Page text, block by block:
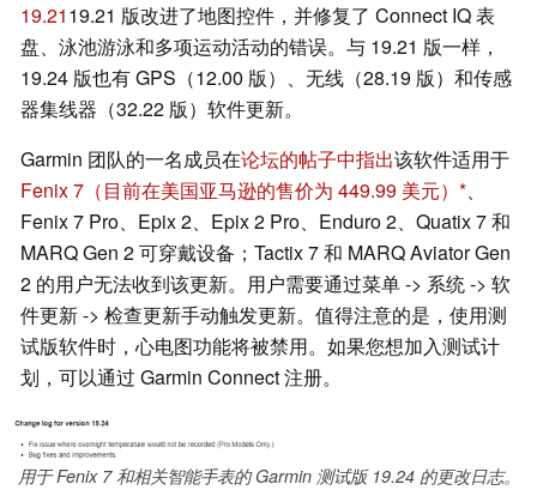
19.2119.21 版改进了地图控件，并修复了 Connect IQ 表
盘、泳池游泳和多项运动活动的错误。与 19.21 版一样，
19.24 版也有 GPS（12.00 版）、无线（28.19 版）和传感
器集线器（32.22 版）软件更新。
Garmin 团队的一名成员在论坛的帖子中指出该软件适用于
Fenix 7（目前在美国亚马逊的售价为 449.99 美元）
、
Fenix 7 Pro、Epix 2、Epix 2 Pro、Enduro 2、Quatix 7 和
MARQ Gen 2 可穿戴设备；Tactix 7 和 MARQ Aviator Gen
2 的用户无法收到该更新。用户需要通过菜单 -> 系统 -> 软
件更新 -> 检查更新手动触发更新。值得注意的是，使用测
试版软件时，心电图功能将被禁用。如果您想加入测试计
划，可以通过 Garmin Connect 注册。
用于 Fenix 7 和相关智能手表的 Garmin 测试版 19.24 的更改日志。